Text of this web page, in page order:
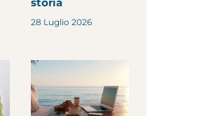
28 Luglio 2026